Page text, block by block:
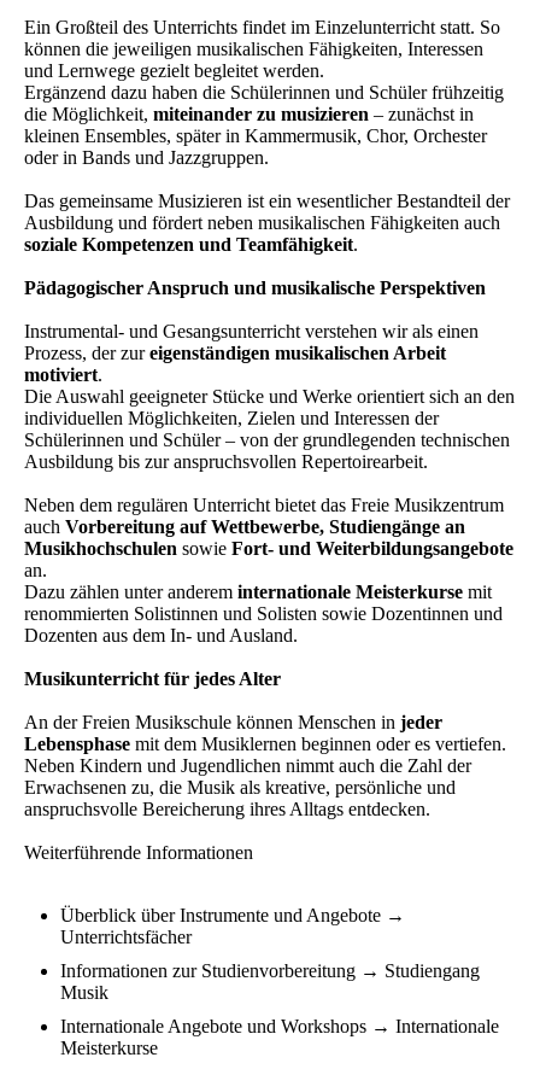
Ein Großteil des Unterrichts findet im Einzelunterricht statt. So
können die jeweiligen musikalischen Fähigkeiten, Interessen
und Lernwege gezielt begleitet werden.
Ergänzend dazu haben die Schülerinnen und Schüler frühzeitig
die Möglichkeit, miteinander zu musizieren – zunächst in
kleinen Ensembles, später in Kammermusik, Chor, Orchester
oder in Bands und Jazzgruppen.
Das gemeinsame Musizieren ist ein wesentlicher Bestandteil der
Ausbildung und fördert neben musikalischen Fähigkeiten auch
soziale Kompetenzen und Teamfähigkeit.
Pädagogischer Anspruch und musikalische Perspektiven
Instrumental- und Gesangsunterricht verstehen wir als einen
Prozess, der zureigenständigen musikalischen Arbeit
motiviert.
Die Auswahl geeigneter Stücke und Werke orientiert sich an den
individuellen Möglichkeiten, Zielen und Interessen der
Schülerinnen und Schüler – von der grundlegenden technischen
Ausbildung bis zur anspruchsvollen Repertoirearbeit.
Neben dem regulären Unterricht bietet das Freie Musikzentrum
auch Vorbereitung auf Wettbewerbe, Studiengänge an
Musikhochschulen sowie Fort- und Weiterbildungsangebote
an.
Dazu zählen unter anderem internationale Meisterkurse mit
renommierten Solistinnen und Solisten sowie Dozentinnen und
Dozenten aus dem In- und Ausland.
Musikunterricht für jedes Alter
An der Freien Musikschule können Menschen in jeder
Lebensphase mit dem Musiklernen beginnen oder es vertiefen.
Neben Kindern und Jugendlichen nimmt auch die Zahl der
Erwachsenen zu, die Musik als kreative, persönliche und
anspruchsvolle Bereicherung ihres Alltags entdecken.
Weiterführende Informationen
Überblick über Instrumente und Angebote →
Unterrichtsfächer
Informationen zur Studienvorbereitung → Studiengang
Musik
Internationale Angebote und Workshops → Internationale
Meisterkurse